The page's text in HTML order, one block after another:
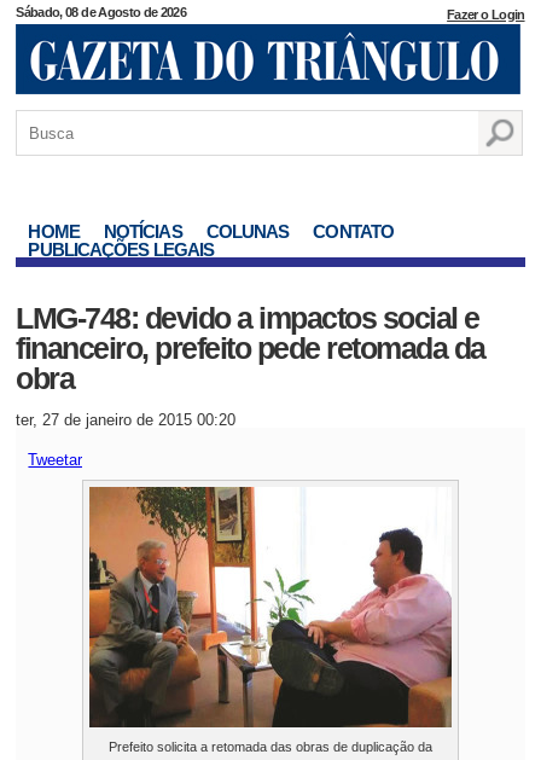
Sábado, 08 de Agosto de 2026 Fazer o Login
HOME NOTÍCIAS COLUNAS
CONTATO
PUBLICAÇÕES LEGAIS
LMG-748: devido a impactos social e
financeiro, prefeito pede retomada da
obra
ter, 27 de janeiro de 2015 00:20
Tweetar
Prefeito solicita a retomada das obras de duplicação da